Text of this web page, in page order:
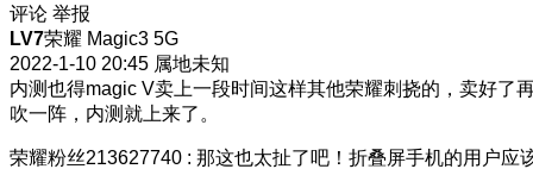
评论 举报
LV7荣耀 Magic3 5G
2022-1-10 20:45 属地未知
内测也得magic V卖上一段时间这样其他荣耀刺挠的，卖好了
吹一阵，内测就上来了。
荣耀粉丝213627740 : 那这也太扯了吧！折叠屏手机的用户应